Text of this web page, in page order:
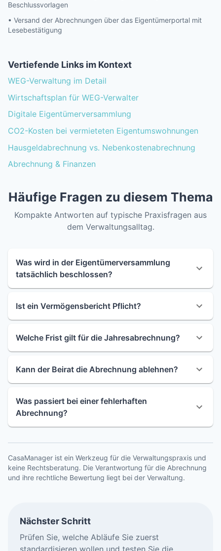
Beschlussvorlagen
• Versand der Abrechnungen über das Eigentümerportal mit
Lesebestätigung
Vertiefende Links im Kontext
WEG-Verwaltung im Detail
Wirtschaftsplan für WEG-Verwalter
Digitale Eigentümerversammlung
CO2-Kosten bei vermieteten Eigentumswohnungen
Hausgeldabrechnung vs. Nebenkostenabrechnung
Abrechnung & Finanzen
Häufige Fragen zu diesem Thema
Kompakte Antworten auf typische Praxisfragen aus
dem Verwaltungsalltag.
Was wird in der Eigentümerversammlung
tatsächlich beschlossen?
Ist ein Vermögensbericht Pflicht?
Welche Frist gilt für die Jahresabrechnung?
Kann der Beirat die Abrechnung ablehnen?
Was passiert bei einer fehlerhaften
Abrechnung?
CasaManager ist ein Werkzeug für die Verwaltungspraxis und
keine Rechtsberatung. Die Verantwortung für die Abrechnung
und ihre rechtliche Bewertung liegt bei der Verwaltung.
Nächster Schritt
Prüfen Sie, welche Abläufe Sie zuerst